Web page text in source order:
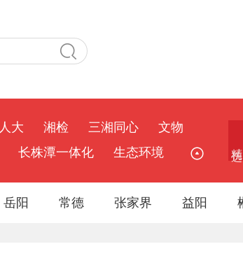
大 湘检 三湘同心
文物
长株潭一体化 生态环境
岳阳 常德 张家界 益阳